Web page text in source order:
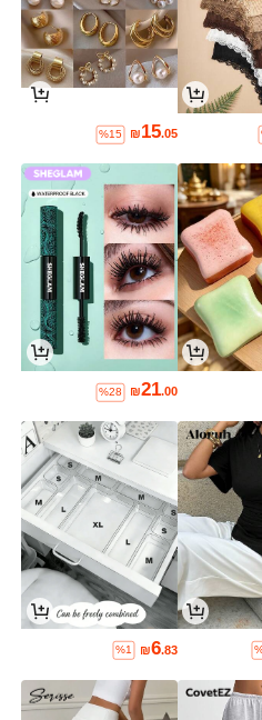
₪15.05
%15
₪21.00
%28
₪6.83
%1